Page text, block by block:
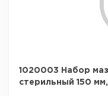
1020003 Набор
стерильный 150